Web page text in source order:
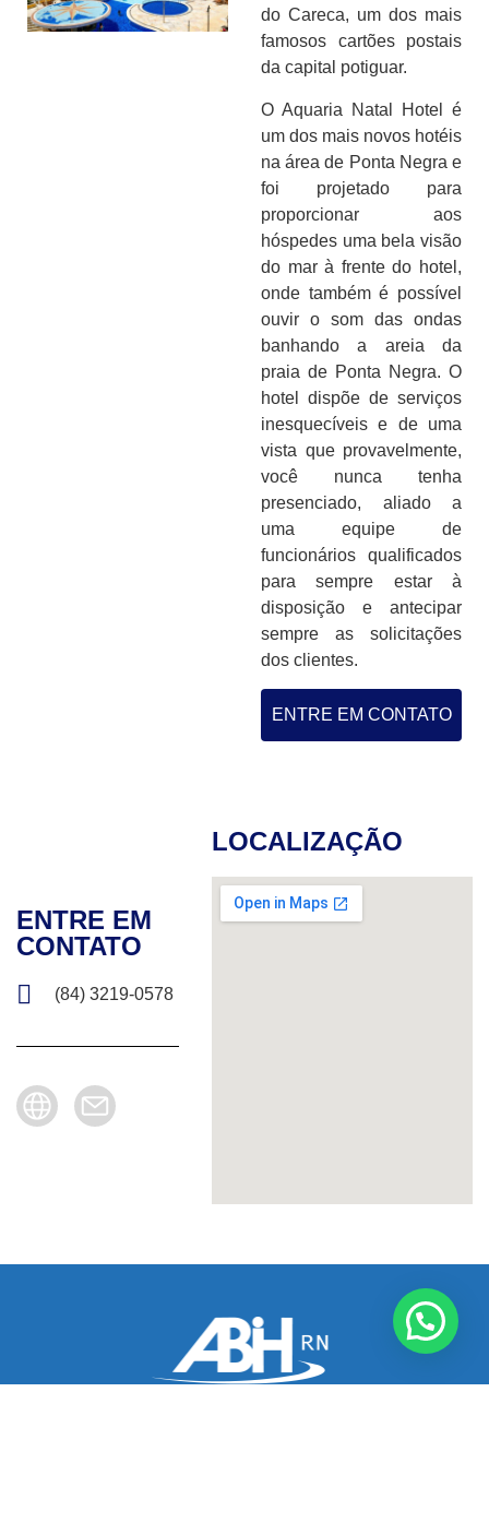
do Careca, um dos mais
famosos cartões postais
da capital potiguar.
O Aquaria Natal Hotel é
um dos mais novos hotéis
na área de Ponta Negra e
foi projetado para
proporcionar aos
hóspedes uma bela visão
do mar à frente do hotel,
onde também é possível
ouvir o som das ondas
banhando a areia da
praia de Ponta Negra. O
hotel dispõe de serviços
inesquecíveis e de uma
vista que provavelmente,
você nunca tenha
presenciado, aliado a
uma equipe de
funcionários qualificados
para sempre estar à
disposição e antecipar
sempre as solicitações
dos clientes.
ENTRE EM CONTATO
ENTRE EM
CONTATO
(84) 3219-0578
LOCALIZAÇÃO